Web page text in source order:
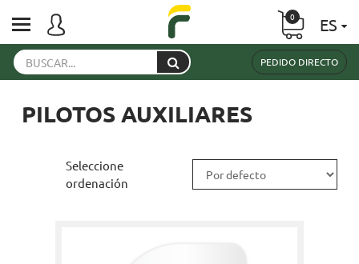
PEDIDO DIRECTO
ES
0
PILOTOS AUXILIARES
Seleccione
ordenación